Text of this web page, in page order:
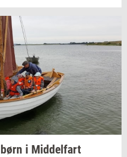
i Mid­del­fart